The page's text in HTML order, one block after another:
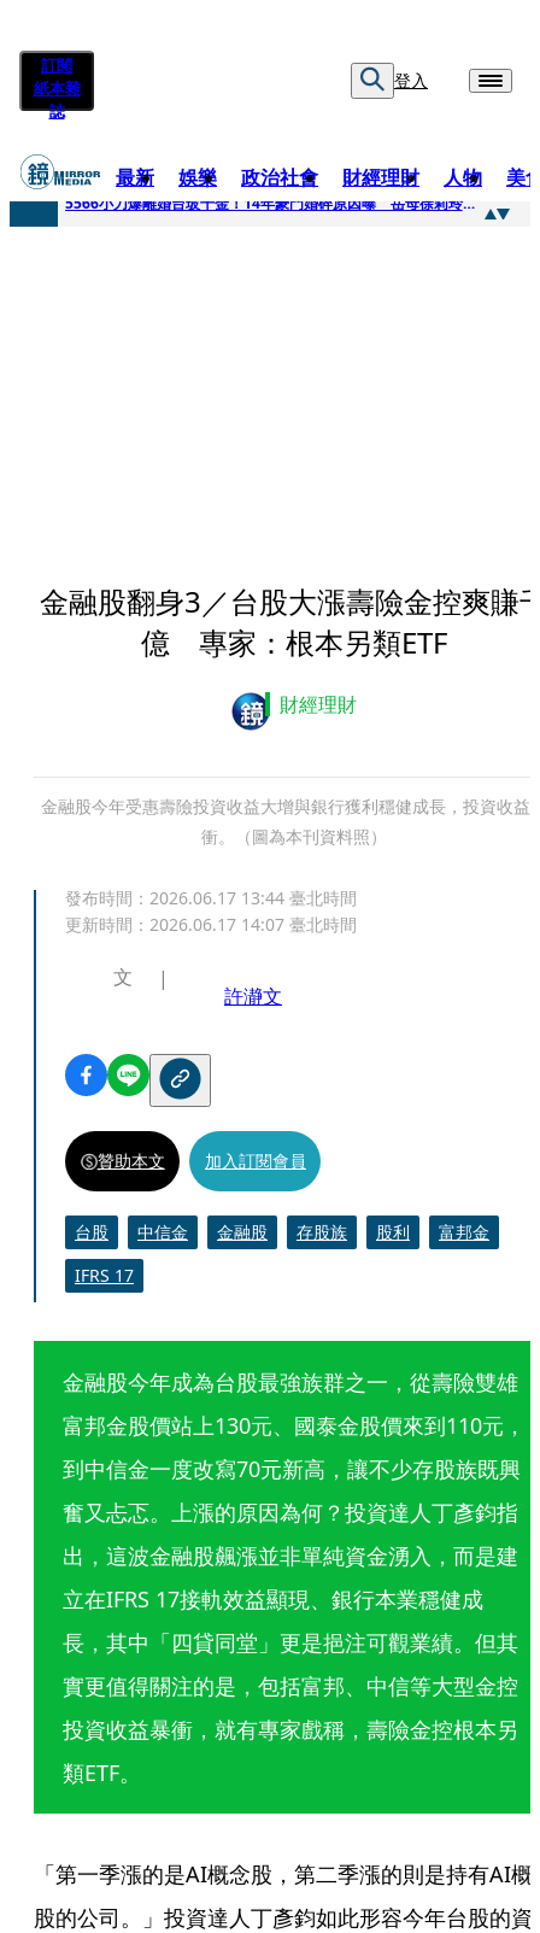
訂閱
紙本雜
誌
登入
最新 娛樂 政治社會 財經理財 人物 美
快訊
5566小刀爆離婚台玻千金！14年豪門婚碎原因曝 岳母徐莉玲風暴意外揭家族祕辛
金融股翻身3／台股大漲壽險金控爽賺
億 專家：根本另類ETF
財經理財
金融股今年受惠壽險投資收益大增與銀行獲利穩健成長，投資收益
衝。（圖為本刊資料照）
發布時間： 2026.06.17 13:44 臺北時間
更新時間： 2026.06.17 14:07 臺北時間
文
許瀞文
贊助本文 加入訂閱會員
台股 中信金 金融股 存股族 股利
富邦金
IFRS 17
金融股今年成為台股最強族群之一，從壽險雙雄
富邦金股價站上130元、國泰金股價來到110元，
到中信金一度改寫70元新高，讓不少存股族既興
奮又忐忑。上漲的原因為何？投資達人丁彥鈞指
出，這波金融股飆漲並非單純資金湧入，而是建
立在IFRS 17接軌效益顯現、銀行本業穩健成
長，其中「四貸同堂」更是挹注可觀業績。但其
實更值得關注的是，包括富邦、中信等大型金控
投資收益暴衝，就有專家戲稱，壽險金控根本另
類ETF。
「第一季漲的是AI概念股，第二季漲的則是持有AI概
股的公司。」投資達人丁彥鈞如此形容今年台股的資